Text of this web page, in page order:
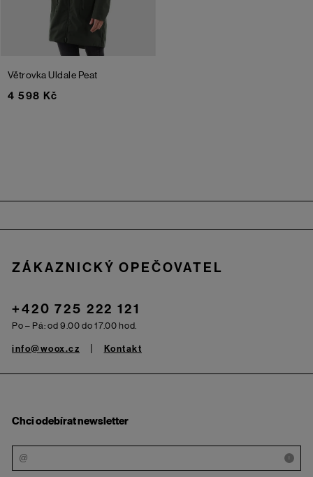
Větrovka Uldale Peat
4 598 Kč
ZÁKAZNICKÝ OPEČOVATEL
+420 725 222 121
Po – Pá: od 9.00 do 17.00 hod.
info@woox.cz Kontakt
Chci odebírat newsletter
i